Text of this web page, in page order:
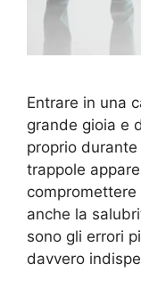
Entrare in una
grande gioia e
proprio
trappole
anche la
sono gli errori
davvero